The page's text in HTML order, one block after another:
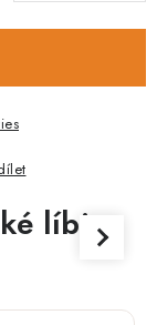
líbit